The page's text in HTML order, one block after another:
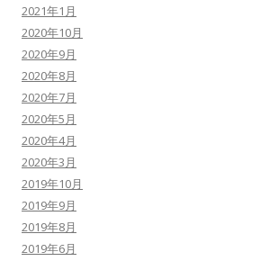
2021年1月
2020年10月
2020年9月
2020年8月
2020年7月
2020年5月
2020年4月
2020年3月
2019年10月
2019年9月
2019年8月
2019年6月